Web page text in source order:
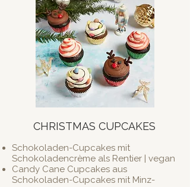
CHRISTMAS CUPCAKES
Schokoladen-Cupcakes mit
Schokoladencrème als Rentier | vegan
Candy Cane Cupcakes aus
Schokoladen-Cupcakes mit Minz-